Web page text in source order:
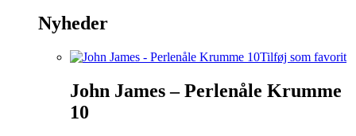
Nyheder
Tilføj som favorit
John James – Perlenåle Krumme
10